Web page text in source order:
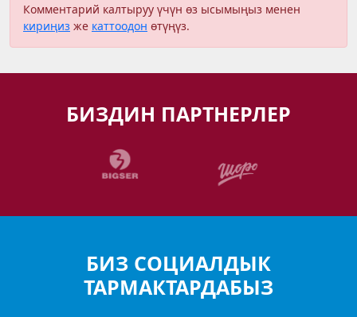
Комментарий калтыруу үчүн өз ысымыңыз менен
кириңиз же каттоодон өтүңүз.
БИЗДИН ПАРТНЕРЛЕР
БИЗ СОЦИАЛДЫК
ТАРМАКТАРДАБЫЗ